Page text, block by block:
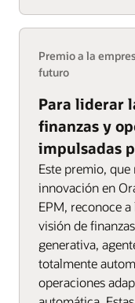
Premio a la
futuro
Para liderar
finanzas y
impulsadas
Este premio,
innovación en
EPM, reconoce
visión de
generativa,
totalmente
operaciones